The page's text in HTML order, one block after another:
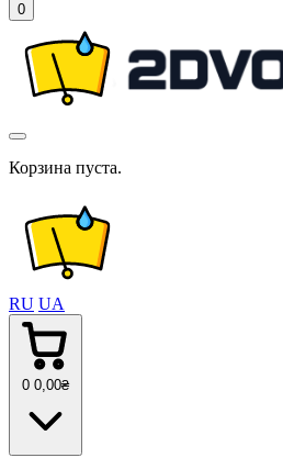
0
Корзина пуста.
RU UA
0 0 ,00₴